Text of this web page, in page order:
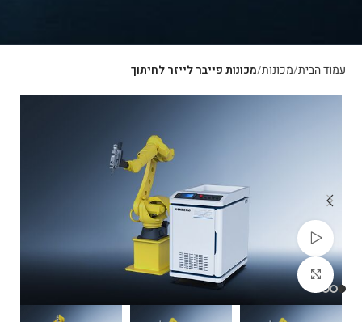
עמוד הבית מכונות מכונות פייבר לייזר לחיתוך
צפייה בוידאו
לחצו להגדלה